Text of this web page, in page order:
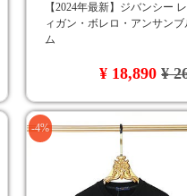
【2024年最新】ジバンシー
ィガン・ボレロ・アンサン
ム
¥ 18,890¥
-4%